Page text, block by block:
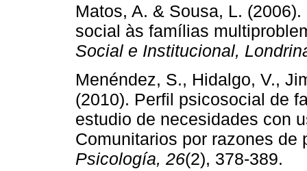
Matos, A. & Sousa, L.
social às famílias
Social e Institucional,
Menéndez, S., Hidalgo, V.,
(2010). Perfil psicosocial de
estudio de necesidades con
Comunitarios por razones
Psicología, 26(2), 378-